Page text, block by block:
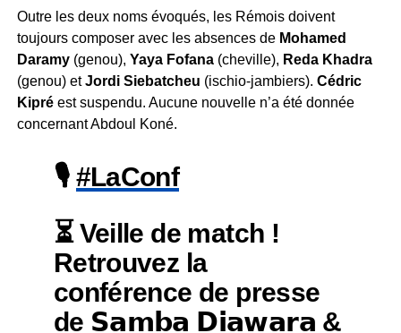
Outre les deux noms évoqués, les Rémois doivent
toujours composer avec les absences de Mohamed
Daramy(genou), Yaya Fofana(cheville), Reda Khadra
(genou) etJordi Siebatcheu (ischio-jambiers). Cédric
Kipréest suspendu. Aucune nouvelle n’a été donnée
concernant Abdoul Koné.
🎙️ #LaConf
⏳ Veille de match !
Retrouvez la
conférence de presse
de 𝗦𝗮𝗺𝗯𝗮 𝗗𝗶𝗮𝘄𝗮𝗿𝗮 &